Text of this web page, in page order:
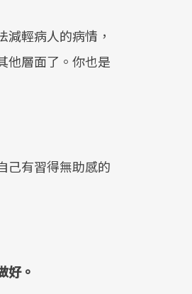
輕病人的病情，
他層面了。你也是
己有習得無助感的
好。